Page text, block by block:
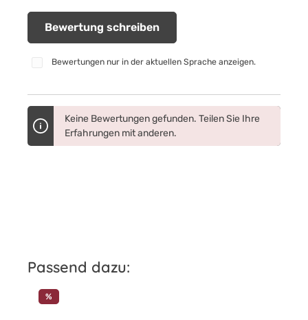
Bewertung schreiben
Bewertungen nur in der aktuellen Sprache anzeigen.
Keine Bewertungen gefunden. Teilen Sie Ihre
Erfahrungen mit anderen.
Produktgalerie überspringen
Passend dazu:
%